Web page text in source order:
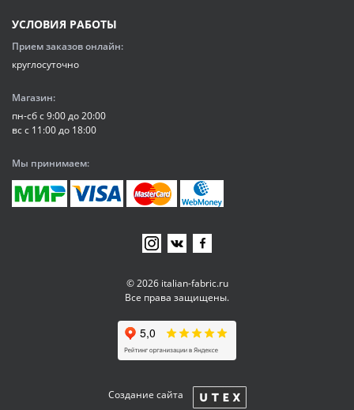
© 2026 italian-fabric.ru
Все права защищены.
Создание сайта
УСЛОВИЯ РАБОТЫ
Прием заказов онлайн:
круглосуточно
Магазин:
пн-сб с 9:00 до 20:00
вс с 11:00 до 18:00
Мы принимаем: